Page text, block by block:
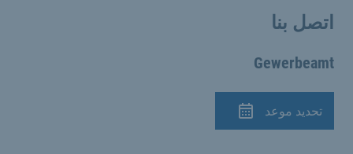
اتصل بنا
Gewerbeamt
الموعد
تحديد موعد